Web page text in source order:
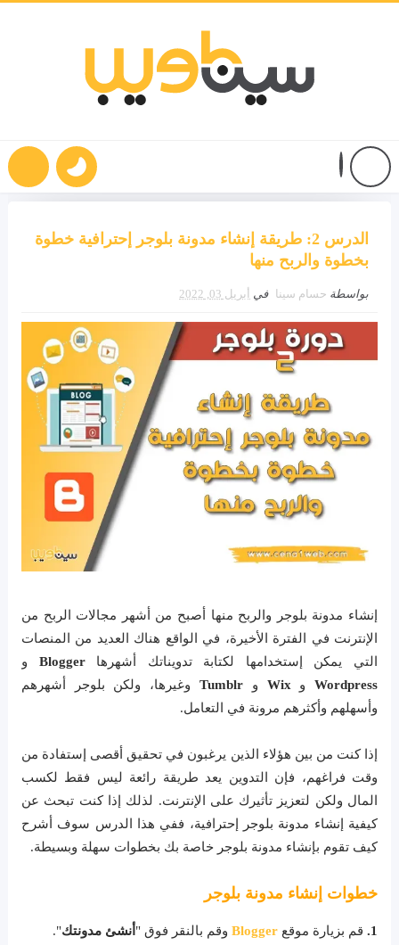
الدرس 2: طريقة إنشاء مدونة بلوجر إحترافية خطوة
بخطوة والربح منها
بواسطة حسام سينا في أبريل 03, 2022
إنشاء مدونة بلوجر والربح منها أصبح من أشهر مجالات الربح من
الإنترنت في الفترة الأخيرة، في الواقع هناك العديد من المنصات
التي يمكن إستخدامها لكتابة تدويناتك أشهرهاBlogger
و
Wordpress
و Wix و Tumblr
وغيرها، ولكن بلوجر أشهرهم
وأسهلهم وأكثرهم مرونة في التعامل.
إذا كنت من بين هؤلاء الذين يرغبون في تحقيق أقصى إستفادة من
وقت فراغهم، فإن التدوين يعد طريقة رائعة ليس فقط لكسب
المال ولكن لتعزيز تأثيرك على الإنترنت. لذلك إذا كنت تبحث عن
كيفية إنشاء مدونة بلوجر إحترافية، ففي هذا الدرس سوف أشرح
كيف تقوم بإنشاء مدونة بلوجر خاصة بك بخطوات سهلة وبسيطة.
خطوات إنشاء مدونة بلوجر
1. قم بزيارة موقع Blogger وقم بالنقر فوق " أنشئ مدونتك".